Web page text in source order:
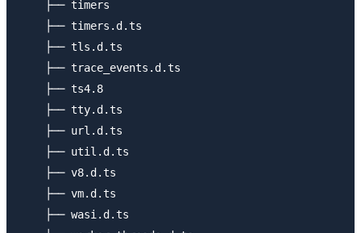
    ├── timers
    ├── timers.d.ts
    ├── tls.d.ts
    ├── trace_events.d.ts
    ├── ts4.8
    ├── tty.d.ts
    ├── url.d.ts
    ├── util.d.ts
    ├── v8.d.ts
    ├── vm.d.ts
    ├── wasi.d.ts